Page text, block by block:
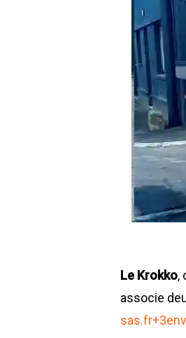
Le Krokko,
associe
sas.fr+3